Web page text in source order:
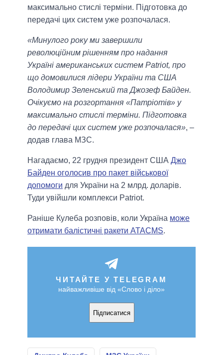
максимально стислі терміни. Підготовка до
передачі цих систем уже розпочалася.
«Минулого року ми завершили
революційним рішенням про надання
Україні американських систем Patriot, про
що домовилися лідери України та США
Володимир Зеленський та Джозеф Байден.
Очікуємо на розгортання «Патріотів» у
максимально стислі терміни. Підготовка
до передачі цих систем уже розпочалася», –
додав глава МЗС.
Нагадаємо, 22 грудня президент США Джо
Байден оголосив про пакет військової
допомоги для України на 2 млрд. доларів.
Туди увійшли комплекси Patriot.
Раніше Кулеба розповів, коли Україна може
отримати балістичні ракети ATACMS.
ЧИТАЙТЕ У TELEGRAM
найважливіше від «Слово і діло»
Підписатися